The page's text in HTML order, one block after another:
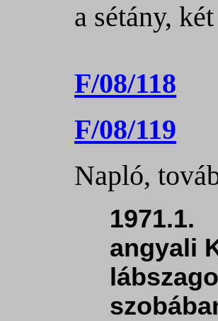
a sétány,
F/08/118
F/08/119
Napló,
1971.1.
angyali